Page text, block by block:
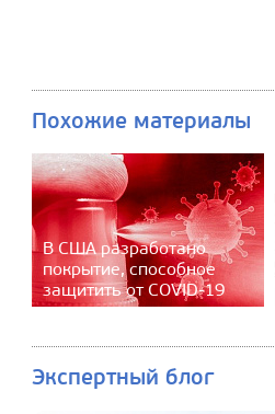
Похожие материалы
В США разработано
покрытие, способное
защитить от COVID-19
Экспертный блог